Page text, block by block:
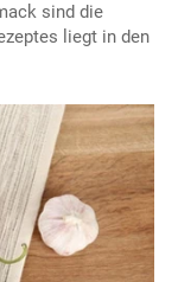
sind die
liegt in den